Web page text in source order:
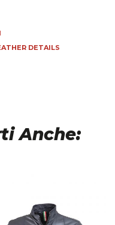
DETAILS
Anche: